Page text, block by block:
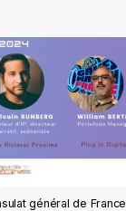
général de